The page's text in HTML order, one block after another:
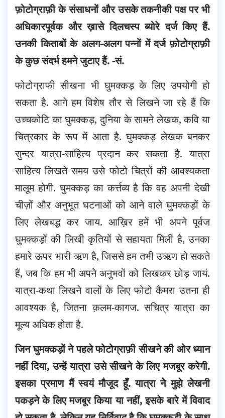
फ़ोटोग्राफ़ी के संसाधनों और उसके तकनीकी पक्ष पर भी
अधिकारपूर्वक और ख़ासे दिलचस्प ब्योरे दर्ज किए हैं.
उनकी किताबों के अलग-अलग पन्नों में दर्ज फ़ोटोग्राफ़ी
के कुछ संदर्भ हमने जुटाए हैं. -सं.
फोटोग्राफी सीखना भी घुमक्कड़ के लिए उपयोगी हो
सकता है. आगे हम विशेष तौर से लिखने जा रहे हैं कि
उच्चकोटि का घुमक्कड़, दुनिया के सामने लेखक, कवि या
चित्रकार के रूप में आता है. घुमक्कड़ लेखक बनकर
सुन्दर यात्रा-साहित्य प्रदान कर सकता है. यात्रा
साहित्य लिखते समय उसे फोटो चित्रों की आवश्यकता
मालूम होगी. घुमक्कड़ का कर्त्तव्य है कि वह अपनी देखी
चीज़ों और अनुभूत घटनाओं को आने वाले घुमक्कड़ों के
लिए लेखबद्ध कर जाय. आख़िर हमें भी अपने पूर्वज
घुमक्कड़ों की लिखी कृतियों से सहायता मिली है, उनका
हमारे ऊपर भारी ऋण है, जिससे हम तभी उऋण हो सकते
हैं, जब कि हम भी अपने अनुभवों को लिखकर छोड़ जायं.
यात्रा-कथा लिखने वालों के लिए फोटो कैमरा उतना ही
आवश्यक है, जितना क़लम-कागज. सचित्र यात्रा का
मूल्य अधिक होता है.
जिन घुमक्कड़ों ने पहले फोटोग्राफ़ी सीखने की ओर ध्यान
नहीं दिया, उन्हें यात्रा उसे सीखने के लिए मजबूर करेगी.
इसका प्रमाण मैं स्वयं मौजूद हूँ. यात्रा ने मुझे लेखनी
पकड़ने के लिए मजबूर किया या नहीं, इसके बारे में विवाद